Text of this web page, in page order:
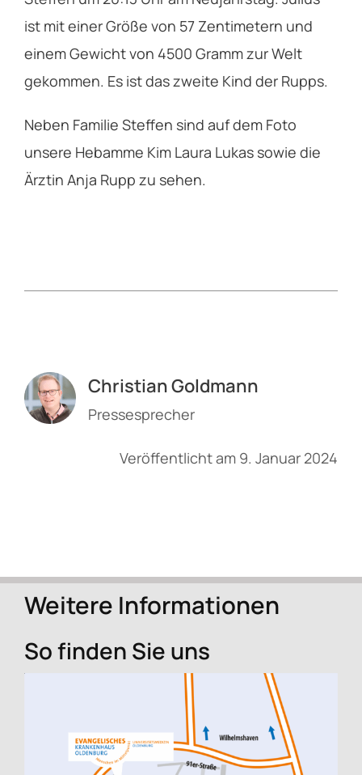
ist mit einer Größe von 57 Zentimetern und
einem Gewicht von 4500 Gramm zur Welt
gekommen. Es ist das zweite Kind der Rupps.
Neben Familie Steffen sind auf dem Foto
unsere Hebamme Kim Laura Lukas sowie die
Ärztin Anja Rupp zu sehen.
Christian Goldmann
Pressesprecher
Veröffentlicht am 9. Januar 2024
Weitere Informationen
So finden Sie uns